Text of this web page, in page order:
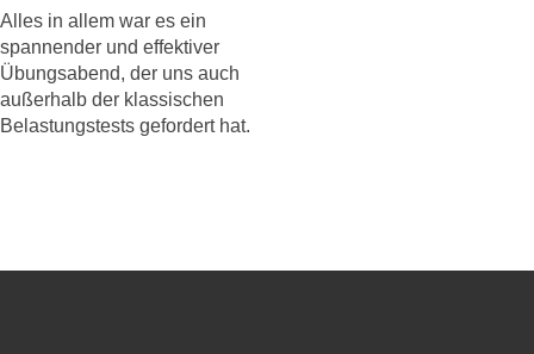
Alles in allem war es ein
spannender und effektiver
Übungsabend, der uns auch
außerhalb der klassischen
Belastungstests gefordert hat.